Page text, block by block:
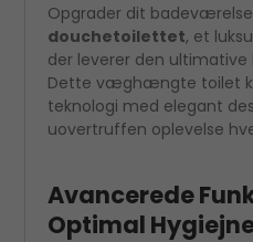
Opgrader dit
douchetoilettet, et
der leverer den
Dette væghængte toilet
teknologi med elegant
uovertruffen oplevelse
Avancerede
Optimal